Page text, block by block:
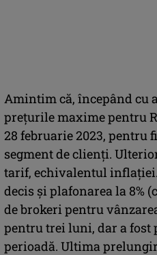
Amintim că, începând cu
prețurile maxime pentru
28 februarie 2023, pentru
segment de clienți.
tarif, echivalentul
decis și plafonarea la 8%
de brokeri pentru
pentru trei luni, dar a fost
perioadă. Ultima